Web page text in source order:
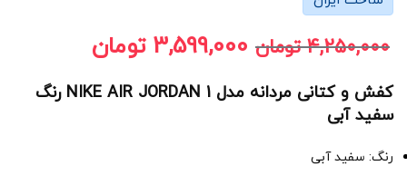
4,250,000 تومان 3,599,000 تومان
کفش و کتانی مردانه مدل NIKE AIR JORDAN 1 رنگ
سفید آبی
رنگ: سفید آبی